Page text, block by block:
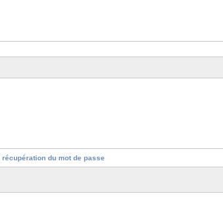
récupération du mot de passe